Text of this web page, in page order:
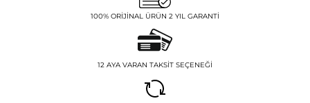
100% ORIJINAL ÜRÜN 2 YIL GARANTI
12 AYA VARAN TAKSIT SEÇENEĞI